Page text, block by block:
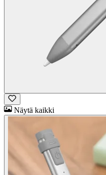
Näytä kaikki